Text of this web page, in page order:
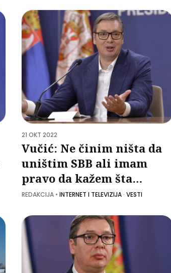
21 OKT 2022
Vučić: Ne činim ništa da
uništim SBB ali imam
pravo da kažem šta
gledam
REDAKCIJA• INTERNET I TELEVIZIJA· VESTI